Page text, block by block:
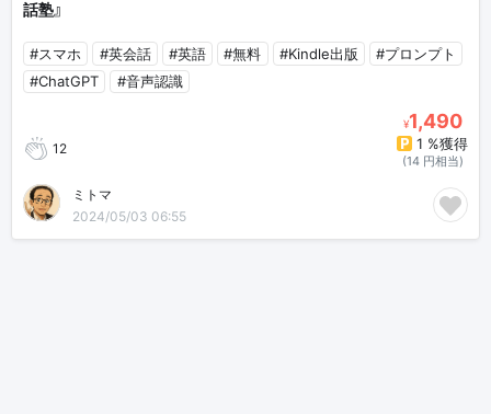
話塾』
#スマホ #英会話 #英語 #無料 #Kindle出版
#プロンプト
#ChatGPT
#音声認識
12
¥1,490
1 %獲得
(14 円相当)
ミトマ
2024/05/03 06:55